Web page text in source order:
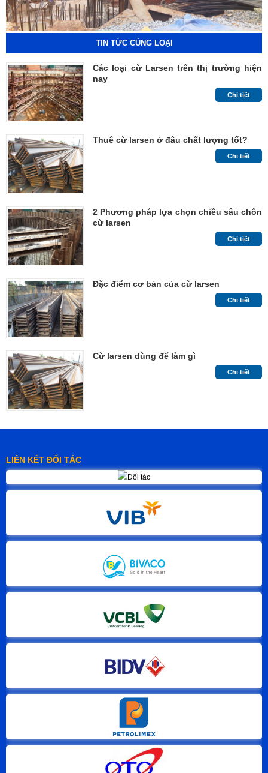
TIN TỨC CÙNG LOẠI
Các loại cừ Larsen trên thị trường hiện
nay
Chi tiết
Thuê cừ larsen ở đâu chất lượng tốt?
Chi tiết
2 Phương pháp lựa chọn chiều sâu chôn
cừ larsen
Chi tiết
Đặc điểm cơ bản của cừ larsen
Chi tiết
Cừ larsen dùng để làm gì
Chi tiết
LIÊN KẾT ĐỐI TÁC